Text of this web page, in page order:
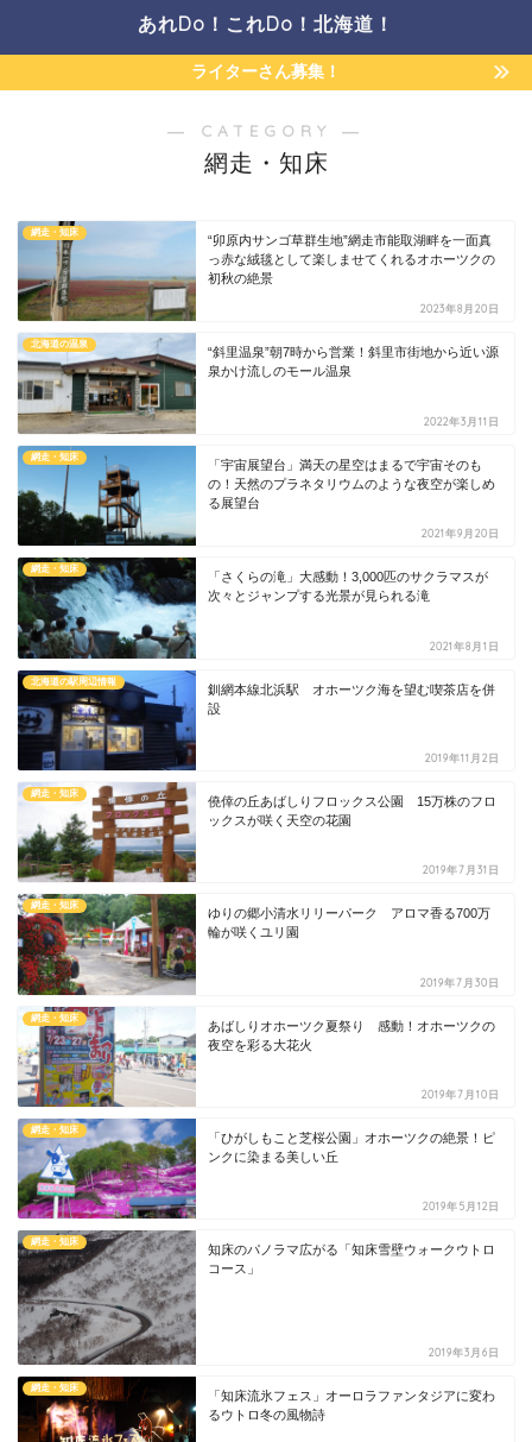
あれDo！これDo！北海道！
ライターさん募集！
― CATEGORY ―
網走・知床
網走・知床
“卯原内サンゴ草群生地”網走市能取湖畔を一面真
っ赤な絨毯として楽しませてくれるオホーツクの
初秋の絶景
2023年8月20日
北海道の温泉
“斜里温泉”朝7時から営業！斜里市街地から近い源
泉かけ流しのモール温泉
2022年3月11日
網走・知床
「宇宙展望台」満天の星空はまるで宇宙そのも
の！天然のプラネタリウムのような夜空が楽しめ
る展望台
2021年9月20日
網走・知床
「さくらの滝」大感動！3,000匹のサクラマスが
次々とジャンプする光景が見られる滝
2021年8月1日
北海道の駅周辺情報
釧網本線北浜駅 オホーツク海を望む喫茶店を併
設
2019年11月2日
網走・知床
僥倖の丘あばしりフロックス公園 15万株のフロ
ックスが咲く天空の花園
2019年7月31日
網走・知床
ゆりの郷小清水リリーパーク アロマ香る700万
輪が咲くユリ園
2019年7月30日
網走・知床
あばしりオホーツク夏祭り 感動！オホーツクの
夜空を彩る大花火
2019年7月10日
網走・知床
「ひがしもこと芝桜公園」オホーツクの絶景！ピ
ンクに染まる美しい丘
2019年5月12日
網走・知床
知床のパノラマ広がる「知床雪壁ウォークウトロ
コース」
2019年3月6日
網走・知床
「知床流氷フェス」オーロラファンタジアに変わ
るウトロ冬の風物詩